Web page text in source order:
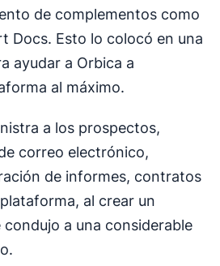
de complementos como
Docs. Esto lo colocó en una
ayudar a Orbica a
al máximo.
a los prospectos,
correo electrónico,
de informes, contratos
al crear un
a una considerable